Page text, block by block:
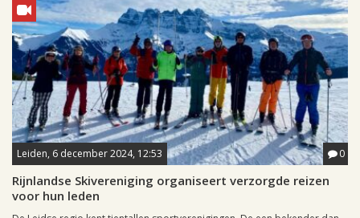
Leiden, 6 december 2024, 12:53 0
Rijnlandse Skivereniging organiseert verzorgde reizen
voor hun leden